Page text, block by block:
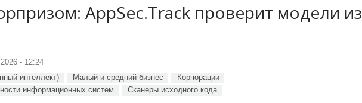
AppSec.Track проверит модели из
- 12:24
интеллект) Малый и средний бизнес
Корпорации
информационных систем
Сканеры исходного кода